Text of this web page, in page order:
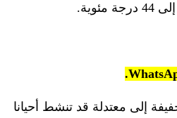
إلى معتدلة قد تنشط أحيانا